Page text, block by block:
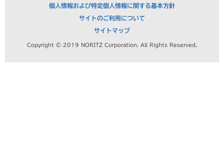
個人情報および特定個人情報に関する基本方針
サイトのご利用について
サイトマップ
Copyright © 2019 NORITZ Corporation. All Rights Reserved.